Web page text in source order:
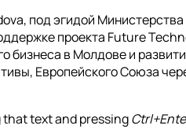
под эгидой
проекта Future
бизнеса в Молдове и
Европейского Союза
that text and pressing